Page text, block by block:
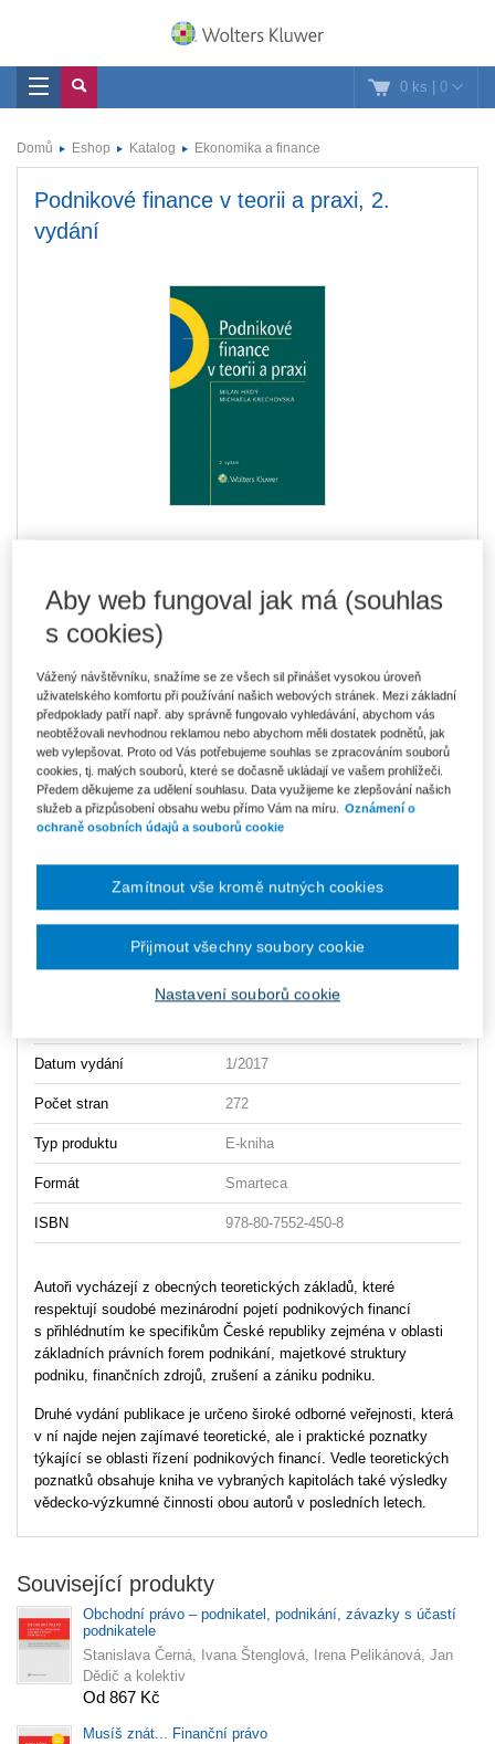
0 ks | 0
Domů Eshop Katalog Ekonomika a finance
Podnikové finance v teorii a praxi, 2.
vydání
Co je Smarteca?
důvodů nemůžeme vystavovat daňové doklady. Budou vám
zaslány dodatečně e-mailem.
ks Vložit do košíku
Ceny jsou včetně DPH
Ke stažení
podnikove_finance_2_obsah
Wolters Kluwer
Milan Hrdý
Datum vydání 1/2017
Počet stran 272
Typ produktu E-kniha
Formát Smarteca
ISBN 978-80-7552-450-8
Autoři vycházejí z obecných teoretických základů, které
respektují soudobé mezinárodní pojetí podnikových financí
s přihlédnutím ke specifikům České republiky zejména v oblasti
základních právních forem podnikání, majetkové struktury
podniku, finančních zdrojů, zrušení a zániku podniku.
Druhé vydání publikace je určeno široké odborné veřejnosti, která
v ní najde nejen zajímavé teoretické, ale i praktické poznatky
týkající se oblasti řízení podnikových financí. Vedle teoretických
poznatků obsahuje kniha ve vybraných kapitolách také výsledky
vědecko-výzkumné činnosti obou autorů v posledních letech.
Související produkty
Obchodní právo – podnikatel, podnikání, závazky s účastí
podnikatele
Stanislava Černá, Ivana Štenglová, Irena Pelikánová, Jan
Dědič a kolektiv
Od 867 Kč
Musíš znát... Finanční právo
Aby web fungoval jak má (souhlas
s cookies)
Vážený návštěvníku, snažíme se ze všech sil přinášet vysokou úroveň
uživatelského komfortu při používání našich webových stránek. Mezi základní
předpoklady patří např. aby správně fungovalo vyhledávání, abychom vás
neobtěžovali nevhodnou reklamou nebo abychom měli dostatek podnětů, jak
web vylepšovat. Proto od Vás potřebujeme souhlas se zpracováním souborů
cookies, tj. malých souborů, které se dočasně ukládají ve vašem prohlížeči.
Předem děkujeme za udělení souhlasu. Data využijeme ke zlepšování našich
služeb a přizpůsobení obsahu webu přímo Vám na míru.
Oznámení o
ochraně osobních údajů a souborů cookie
Nastavení souborů cookie
Zamítnout vše kromě nutných cookies
Přijmout všechny soubory cookie